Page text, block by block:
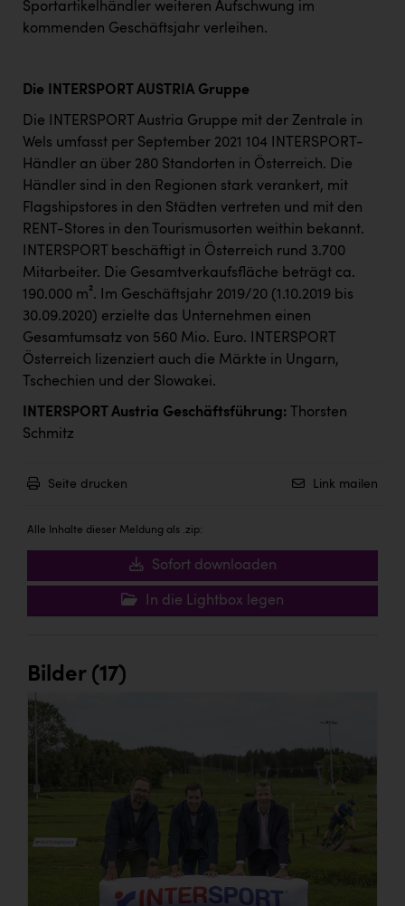
Sportartikelhändler weiteren Aufschwung im
kommenden Geschäftsjahr verleihen.
Die INTERSPORT AUSTRIA Gruppe
Die INTERSPORT Austria Gruppe mit der Zentrale in
Wels umfasst per September 2021 104 INTERSPORT-
Händler an über 280 Standorten in Österreich. Die
Händler sind in den Regionen stark verankert, mit
Flagshipstores in den Städten vertreten und mit den
RENT-Stores in den Tourismusorten weithin bekannt.
INTERSPORT beschäftigt in Österreich rund 3.700
Mitarbeiter. Die Gesamtverkaufsfläche beträgt ca.
190.000 m². Im Geschäftsjahr 2019/20 (1.10.2019 bis
30.09.2020) erzielte das Unternehmen einen
Gesamtumsatz von 560 Mio. Euro. INTERSPORT
Österreich lizenziert auch die Märkte in Ungarn,
Tschechien und der Slowakei.
INTERSPORT Austria Geschäftsführung: Thorsten
Schmitz
Seite drucken Link mailen
Alle Inhalte dieser Meldung als .zip:
Sofort downloaden
In die Lightbox legen
Bilder (17)